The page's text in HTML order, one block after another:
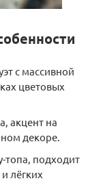
с массивной
цветовых
акцент на
декоре.
топа, подходит
лёгких